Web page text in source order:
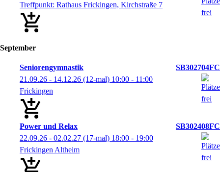
Treffpunkt: Rathaus Frickingen, Kirchstraße 7
September
Seniorengymnastik
SB302704FC
21.09.26 - 14.12.26 (12-mal) 10:00 - 11:00
Frickingen
Power und Relax
SB302408FC
22.09.26 - 02.02.27 (17-mal) 18:00 - 19:00
Frickingen Altheim